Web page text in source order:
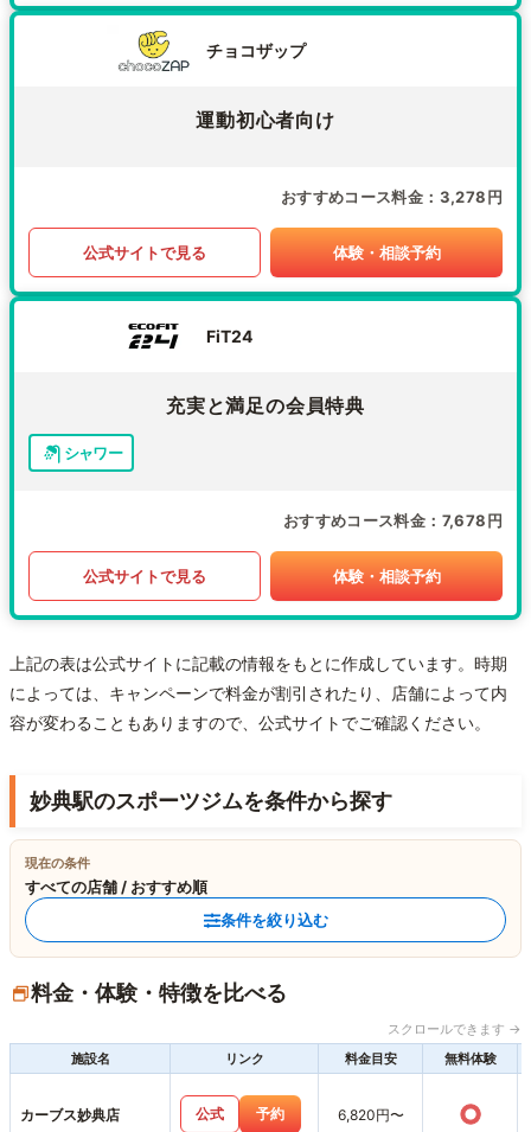
チョコザップ
運動初心者向け
おすすめコース料金 3,278円
公式サイトで見る 体験・相談予約
FiT24
充実と満足の会員特典
シャワー
おすすめコース料金 7,678円
公式サイトで見る 体験・相談予約
上記の表は公式サイトに記載の情報をもとに作成しています。時期
によっては、キャンペーンで料金が割引されたり、店舗によって内
容が変わることもありますので、公式サイトでご確認ください。
妙典駅のスポーツジムを条件から探す
現在の条件
すべての店舗 / おすすめ順
条件を絞り込む
料金・体験・特徴を比べる
スクロールできます →
施設名
リンク 料金目安 無料体験
カーブス妙典店 公式 予約 6,820円〜 ○